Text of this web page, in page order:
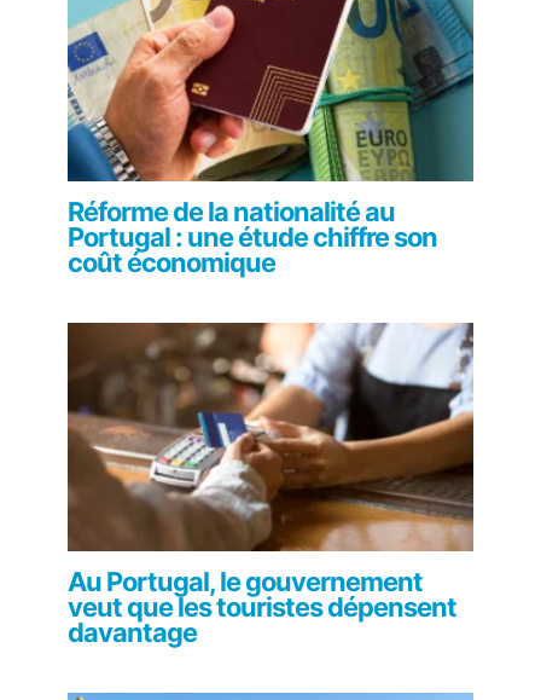
Réforme de la nationalité au
Portugal : une étude chiffre son
coût économique
Au Portugal, le gouvernement
veut que les touristes dépensent
davantage